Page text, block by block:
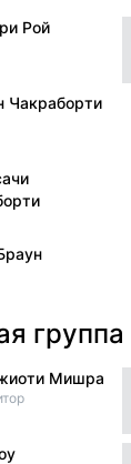
Рой
Чакраборти
группа
Мишра